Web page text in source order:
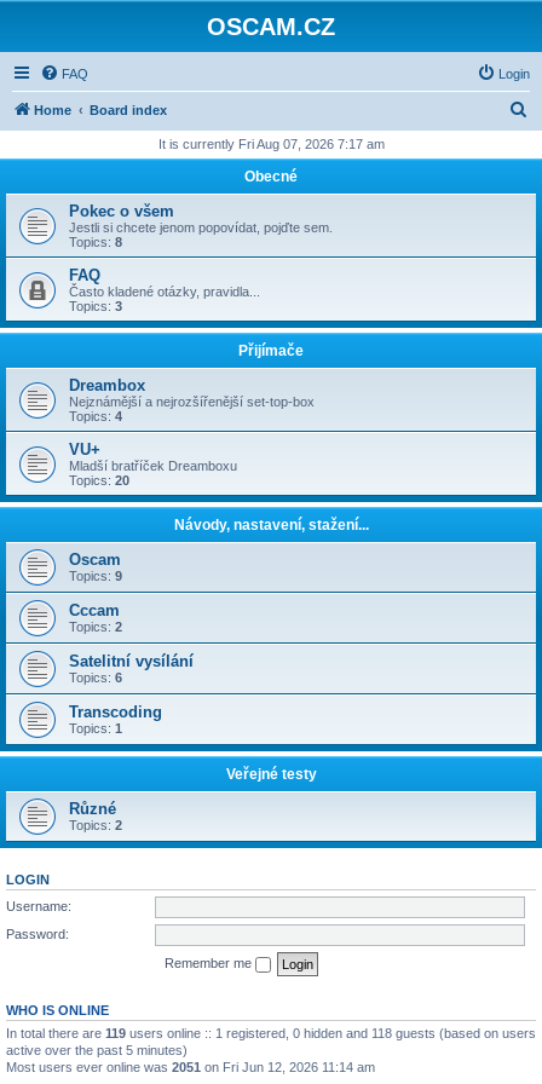
OSCAM.CZ
FAQ Login
Home Board index
r
h
It is currently Fri Aug 07, 2026 7:17 am
Obecné
Pokec o všem
Jestli si chcete jenom popovídat, pojďte sem.
Topics: 8
FAQ
Často kladené otázky, pravidla...
Topics: 3
Přijímače
Dreambox
Nejznámější a nejrozšířenější set-top-box
Topics: 4
VU+
Mladší bratříček Dreamboxu
Topics: 20
Návody, nastavení, stažení...
Oscam
Topics: 9
Cccam
Topics: 2
Satelitní vysílání
Topics: 6
Transcoding
Topics: 1
Veřejné testy
Různé
Topics: 2
LOGIN
Username:
Password:
Remember me
WHO IS ONLINE
In total there are 119 users online :: 1 registered, 0 hidden and 118 guests (based on users
active over the past 5 minutes)
Most users ever online was 2051 on Fri Jun 12, 2026 11:14 am